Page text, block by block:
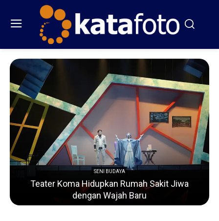
SENI BUDAYA
Teater Koma Hidupkan Rumah Sakit Jiwa
dengan Wajah Baru